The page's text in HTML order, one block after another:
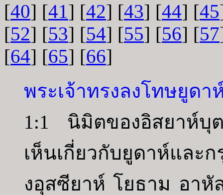
[40] [41] [42] [43] [44] [45
[52] [53] [54] [55] [56] [57
[64] [65] [66]
พระเจ้าทรงลงโทษยูดา
1:1 นิมิตของอิสยาห์บุ
เห็นเกี่ยวกับยูดาห์แล
งอุสซียาห์ โยธาม อาหั